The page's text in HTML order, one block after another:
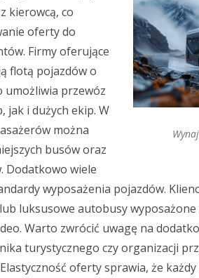
kierowcą, co
oferty do
Firmy oferujące
flotą pojazdów o
umożliwia przewóz
jak i dużych ekip. W
można
busów oraz
Dodatkowo wiele
wyposażenia pojazdów.
luksusowe autobusy
Warto zwrócić uwagę na
turystycznego czy organizacji
oferty sprawia, że